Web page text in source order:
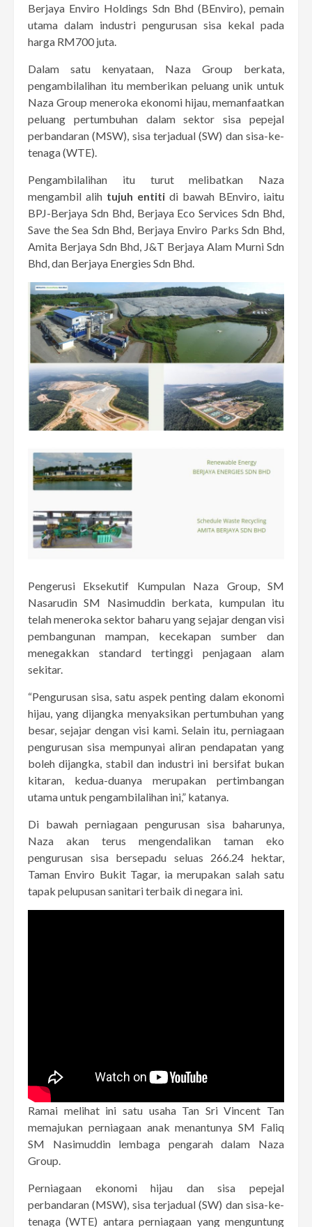
Berjaya Enviro Holdings Sdn Bhd (BEnviro), pemain
utama dalam industri pengurusan sisa kekal pada
harga RM700 juta.
Dalam satu kenyataan, Naza Group berkata,
pengambilalihan itu memberikan peluang unik untuk
Naza Group meneroka ekonomi hijau, memanfaatkan
peluang pertumbuhan dalam sektor sisa pepejal
perbandaran (MSW), sisa terjadual (SW) dan sisa-ke-
tenaga (WTE).
Pengambilalihan itu turut melibatkan Naza
mengambil alih tujuh entiti di bawah BEnviro, iaitu
BPJ-Berjaya Sdn Bhd, Berjaya Eco Services Sdn Bhd,
Save the Sea Sdn Bhd, Berjaya Enviro Parks Sdn Bhd,
Amita Berjaya Sdn Bhd, J&T Berjaya Alam Murni Sdn
Bhd, dan Berjaya Energies Sdn Bhd.
Pengerusi Eksekutif Kumpulan Naza Group, SM
Nasarudin SM Nasimuddin berkata, kumpulan itu
telah meneroka sektor baharu yang sejajar dengan visi
pembangunan mampan, kecekapan sumber dan
menegakkan standard tertinggi penjagaan alam
sekitar.
“Pengurusan sisa, satu aspek penting dalam ekonomi
hijau, yang dijangka menyaksikan pertumbuhan yang
besar, sejajar dengan visi kami. Selain itu, perniagaan
pengurusan sisa mempunyai aliran pendapatan yang
boleh dijangka, stabil dan industri ini bersifat bukan
kitaran, kedua-duanya merupakan pertimbangan
utama untuk pengambilalihan ini,” katanya.
Di bawah perniagaan pengurusan sisa baharunya,
Naza akan terus mengendalikan taman eko
pengurusan sisa bersepadu seluas 266.24 hektar,
Taman Enviro Bukit Tagar, ia merupakan salah satu
tapak pelupusan sanitari terbaik di negara ini.
Ramai melihat ini satu usaha Tan Sri Vincent Tan
memajukan perniagaan anak menantunya SM Faliq
SM Nasimuddin lembaga pengarah dalam Naza
Group.
Perniagaan ekonomi hijau dan sisa pepejal
perbandaran (MSW), sisa terjadual (SW) dan sisa-ke-
tenaga (WTE) antara perniagaan yang menguntung